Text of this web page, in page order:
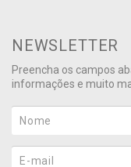
NEWSLETTER
Preencha os campos
informações e muito